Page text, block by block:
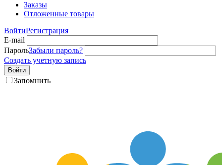
Заказы
Отложенные товары
ВойтиРегистрация
E-mail
ПарольЗабыли пароль?
Создать учетную запись
Войти
Запомнить